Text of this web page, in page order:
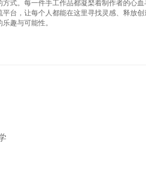
式。每一件手工作品都凝棸着制作者的心
台，让每个人都能在这里寻找灵感、释放
趣与可能性。